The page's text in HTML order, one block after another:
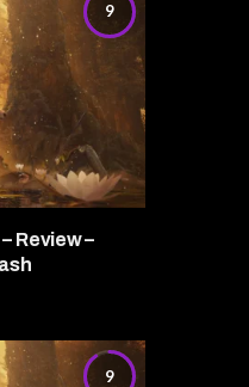
9
Review –
9